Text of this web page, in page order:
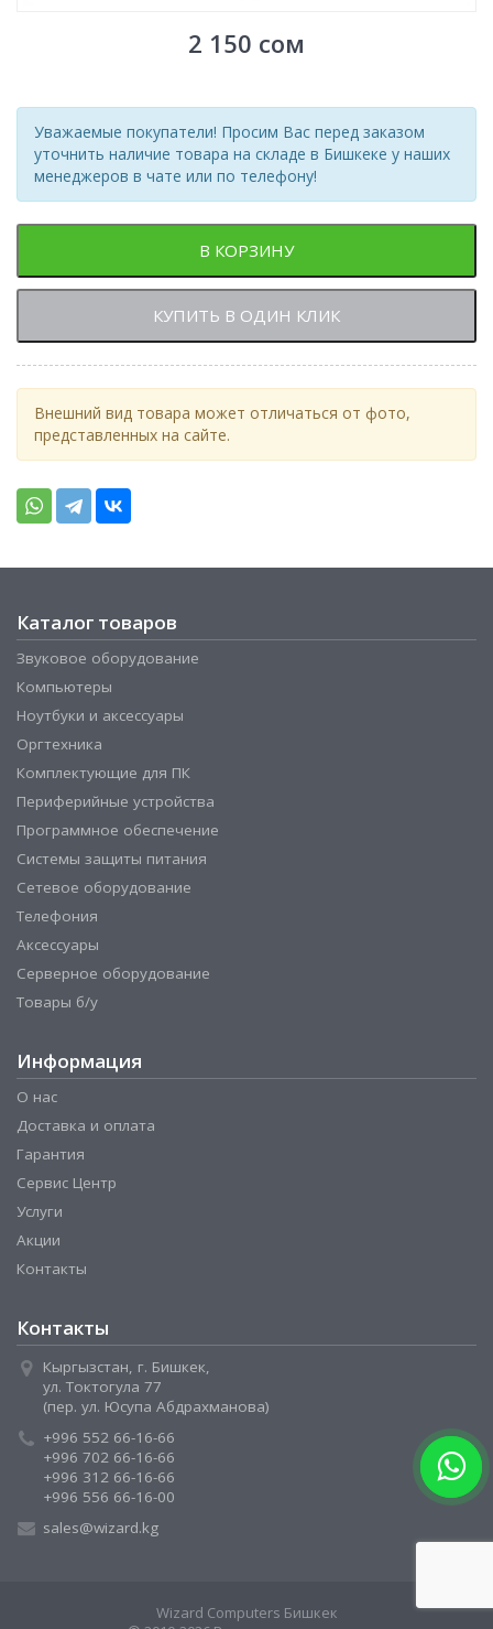
2 150 сом
Уважаемые покупатели! Просим Вас перед заказом
уточнить наличие товара на складе в Бишкеке у наших
менеджеров в чате или по телефону!
В КОРЗИНУ
КУПИТЬ В ОДИН КЛИК
Внешний вид товара может отличаться от фото,
представленных на сайте.
Каталог товаров
Звуковое оборудование
Компьютеры
Ноутбуки и аксессуары
Оргтехника
Комплектующие для ПК
Периферийные устройства
Программное обеспечение
Системы защиты питания
Сетевое оборудование
Телефония
Аксессуары
Серверное оборудование
Товары б/у
Информация
О нас
Доставка и оплата
Гарантия
Сервис Центр
Услуги
Акции
Контакты
Контакты
Кыргызстан, г. Бишкек,
ул. Токтогула 77
(пер. ул. Юсупа Абдрахманова)
+996 552 66-16-66
+996 702 66-16-66
+996 312 66-16-66
+996 556 66-16-00
sales@wizard.kg
Wizard Computers Бишкек